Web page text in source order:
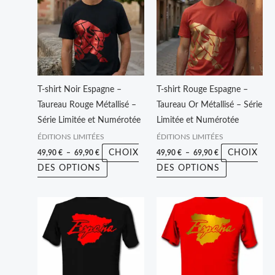
T-shirt Noir Espagne –
Taureau Rouge Métallisé –
Série Limitée et Numérotée
ÉDITIONS LIMITÉES
49,90€ – 69,90€
49,90 €
CHOIX
DES OPTIONS
plusieurs
variations.
options
la
page
du
T-shirt Rouge Espagne –
Taureau Or Métallisé – Série
Limitée et Numérotée
ÉDITIONS LIMITÉES
49,90 € – 69,90 €
49,90 €
69,90 €
CHOIX
DES OPTIONS
plusieurs
variations.
Les
options
la
page
du
Plage
prix :
24,90 €
à
34,90 €
Ce
produit
a
plusieurs
Plage
prix :
24,90 €
à
34,90 €
Ce
produit
a
plusieurs
variations.